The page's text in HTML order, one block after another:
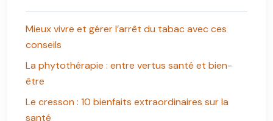
Mieux vivre et gérer l’arrêt du tabac avec ces
conseils
La phytothérapie : entre vertus santé et bien-
être
Le cresson : 10 bienfaits extraordinaires sur la
santé